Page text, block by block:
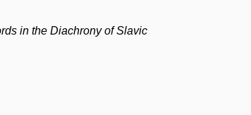
in the Diachrony of Slavic